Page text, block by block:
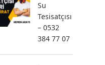
Su
Tesisatçısı
– 0532
384 77 07